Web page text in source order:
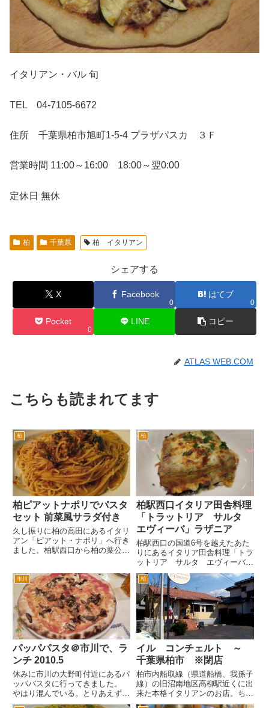
イタリアン・バル 旬
TEL 04-7105-6672
住所 千葉県柏市旭町1-5-4 プラザパスカ ３Ｆ
営業時間 11:00～16:00 18:00～翌0:00
定休日 無休
柏 千葉県 柏 イタリアン
シェアする
X Facebook
0
はてブ
0
Pocket
0
LINE コピー
ATLAS WEB.COM
こちらも読まれてます
柏
柏ピアットナポリでパスタ
セット 前菜風サラダ付き
久し振りに柏の高田にあるイタリ
アン「ピアット・ナポリ」へ行き
ました。柏駅西口から柏の葉公園
結構店内は混んでました。カップ
ル、グループなどが多かったでし
ょうか。 やはりパスタが食べ
た...
柏
柏駅西口イタリア田舎料理
「トラットリア サルタ
エヴィーバ」ラザニア
柏駅西口の国道6号を越えたあた
りにあるイタリア田舎料理「トラ
ットリア サルタ エヴィーバ」
さんにいきました。 席につく
と、パスタの見本がやってきま
す。つまり、お料理によって要望
があれば使用するパスタをリクエ
ストすることも可能です。 冬な
らで...
市川
パッパパスタ＠市川で、ラ
ンチ 2010.5
休みに市川の大野町付近にあるパ
ッパパスタに行ってきました。
やはり混んでいる。とりあえず5
組待ち。喫煙席だとすぐは入れそ
柏
イル コンチェルト ～
千葉県柏市 ※閉店
柏市内船取線（県道船橋、我孫子
線）の旧沼南地区高柳駅近くに出
来た本格イタリアンのお店。ちょ
うど東武線の高柳駅近くのサンキ